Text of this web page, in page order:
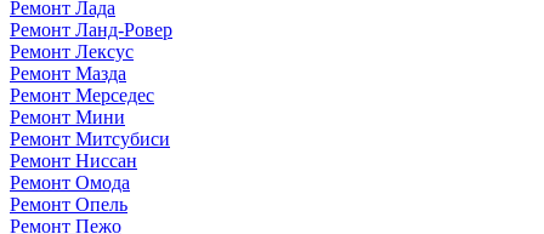
Ремонт Лада
Ремонт Ланд-Ровер
Ремонт Лексус
Ремонт Мазда
Ремонт Мерседес
Ремонт Мини
Ремонт Митсубиси
Ремонт Ниссан
Ремонт Омода
Ремонт Опель
Ремонт Пежо